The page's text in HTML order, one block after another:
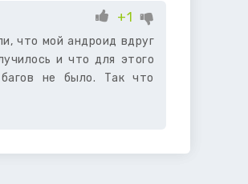
что мой андроид вдруг
и что для этого
не было. Так что
+1